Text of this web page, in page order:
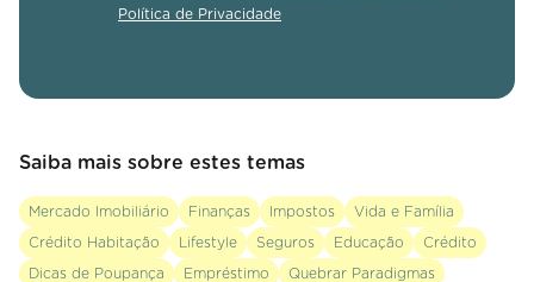
Política de Privacidade
Saiba mais sobre estes temas
Mercado Imobiliário Finanças Impostos Vida e Família
Crédito Habitação Lifestyle Seguros Educação Crédito
Dicas de Poupança Empréstimo Quebrar Paradigmas